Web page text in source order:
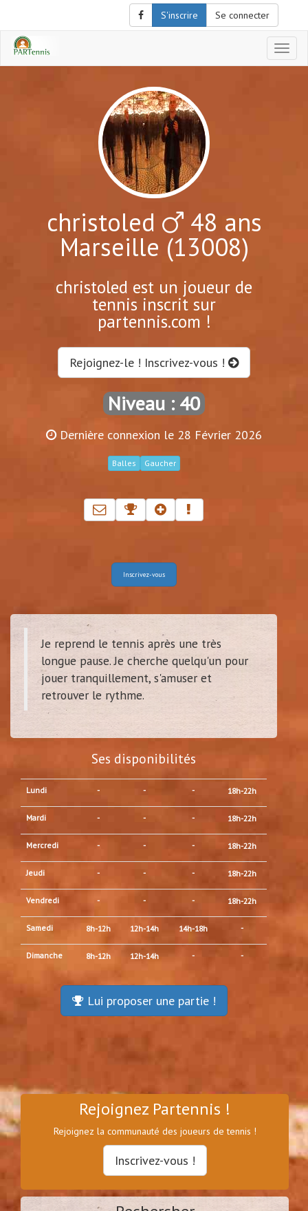
S'inscrire Se connecter
le
christoled 48 ans
Marseille (13008)
christoled est un joueur de
tennis inscrit sur
partennis.com !
Rejoignez-le ! Inscrivez-vous !
Niveau : 40
Dernière connexion le 28 Février 2026
Balles Gaucher
Inscrivez-vous
Je reprend le tennis après une très
longue pause. Je cherche quelqu'un pour
jouer tranquillement, s'amuser et
retrouver le rythme.
Ses disponibilités
Lundi - - - 18h-22h
Mardi - - - 18h-22h
Mercredi - - - 18h-22h
Jeudi - - - 18h-22h
Vendredi - - - 18h-22h
Samedi 8h-12h 12h-14h 14h-18h -
Dimanche 8h-12h 12h-14h - -
Lui proposer une partie !
Rejoignez Partennis !
Rejoignez la communauté des joueurs de tennis !
Inscrivez-vous !